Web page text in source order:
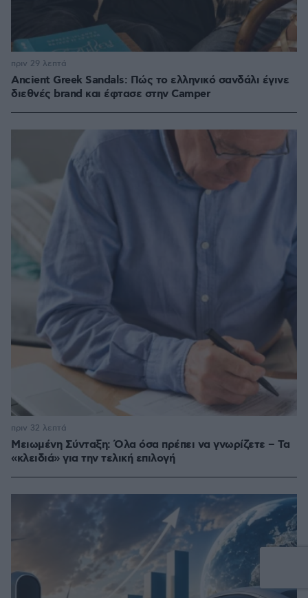
Ancient Greek Sandals: Πώς το ελληνικό σανδάλι έγινε
διεθνές brand και έφτασε στην Camper
πριν 29 λεπτά
Μειωμένη Σύνταξη: Όλα όσα πρέπει να γνωρίζετε – Τα
«κλειδιά» για την τελική επιλογή
πριν 32 λεπτά